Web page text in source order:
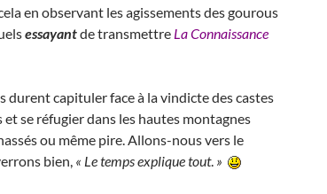
en observant les agissements des gourous
essayantde transmettre La Connaissance
durent capituler face à la vindicte des castes
se réfugier dans les hautes montagnes
ou même pire. Allons-nous vers le
bien, « Le temps explique tout. »